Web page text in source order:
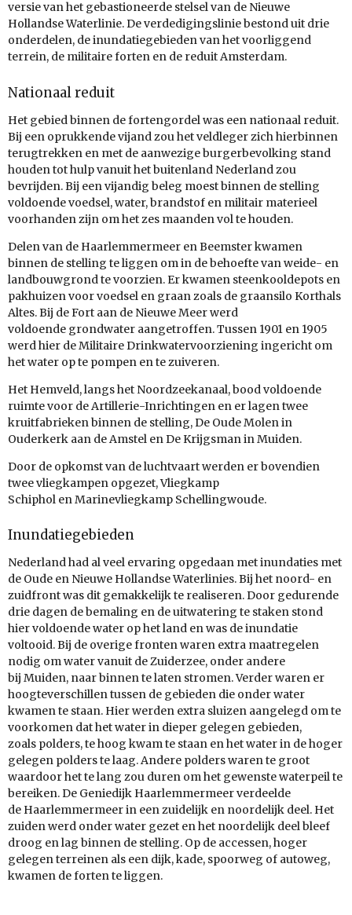
versie van het gebastioneerde stelsel van de Nieuwe
Hollandse Waterlinie. De verdedigingslinie bestond uit drie
onderdelen, de inundatiegebieden van het voorliggend
terrein, de militaire forten en de reduit Amsterdam.
Nationaal reduit
Het gebied binnen de fortengordel was een nationaal reduit.
Bij een oprukkende vijand zou het veldleger zich hierbinnen
terugtrekken en met de aanwezige burgerbevolking stand
houden tot hulp vanuit het buitenland Nederland zou
bevrijden. Bij een vijandig beleg moest binnen de stelling
voldoende voedsel, water, brandstof en militair materieel
voorhanden zijn om het zes maanden vol te houden.
Delen van de Haarlemmermeer en Beemster kwamen
binnen de stelling te liggen om in de behoefte van weide- en
landbouwgrond te voorzien. Er kwamen steenkooldepots en
pakhuizen voor voedsel en graan zoals de graansilo Korthals
Altes. Bij de Fort aan de Nieuwe Meer werd
voldoende grondwater aangetroffen. Tussen 1901 en 1905
werd hier de Militaire Drinkwatervoorziening ingericht om
het water op te pompen en te zuiveren.
Het Hemveld, langs het Noordzeekanaal, bood voldoende
ruimte voor de Artillerie-Inrichtingen en er lagen twee
kruitfabrieken binnen de stelling, De Oude Molen in
Ouderkerk aan de Amstel en De Krijgsman in Muiden.
Door de opkomst van de luchtvaart werden er bovendien
twee vliegkampen opgezet, Vliegkamp
Schiphol en Marinevliegkamp Schellingwoude.
Inundatiegebieden
Nederland had al veel ervaring opgedaan met inundaties met
de Oude en Nieuwe Hollandse Waterlinies. Bij het noord- en
zuidfront was dit gemakkelijk te realiseren. Door gedurende
drie dagen de bemaling en de uitwatering te staken stond
hier voldoende water op het land en was de inundatie
voltooid. Bij de overige fronten waren extra maatregelen
nodig om water vanuit de Zuiderzee, onder andere
bij Muiden, naar binnen te laten stromen. Verder waren er
hoogteverschillen tussen de gebieden die onder water
kwamen te staan. Hier werden extra sluizen aangelegd om te
voorkomen dat het water in dieper gelegen gebieden,
zoals polders, te hoog kwam te staan en het water in de hoger
gelegen polders te laag. Andere polders waren te groot
waardoor het te lang zou duren om het gewenste waterpeil te
bereiken. De Geniedijk Haarlemmermeer verdeelde
de Haarlemmermeer in een zuidelijk en noordelijk deel. Het
zuiden werd onder water gezet en het noordelijk deel bleef
droog en lag binnen de stelling. Op de accessen, hoger
gelegen terreinen als een dijk, kade, spoorweg of autoweg,
kwamen de forten te liggen.